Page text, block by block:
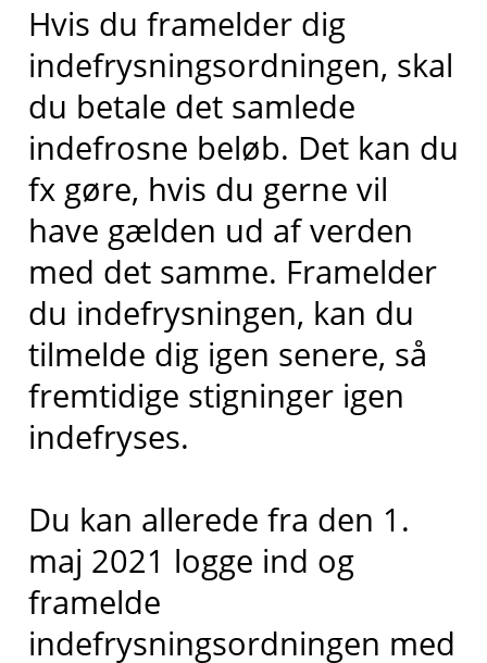
Hvis du framelder dig
indefrysningsordningen, skal
du betale det samlede
indefrosne beløb. Det kan du
fx gøre, hvis du gerne vil
have gælden ud af verden
med det samme. Framelder
du indefrysningen, kan du
tilmelde dig igen senere, så
fremtidige stigninger igen
indefryses.
Du kan allerede fra den 1.
maj 2021 logge ind og
framelde
indefrysningsordningen med